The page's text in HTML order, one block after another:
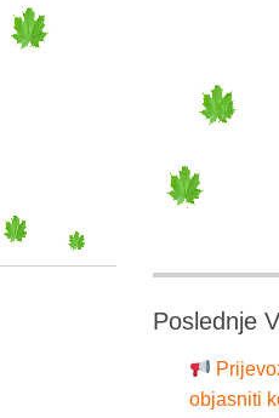
Poslednje
objasniti